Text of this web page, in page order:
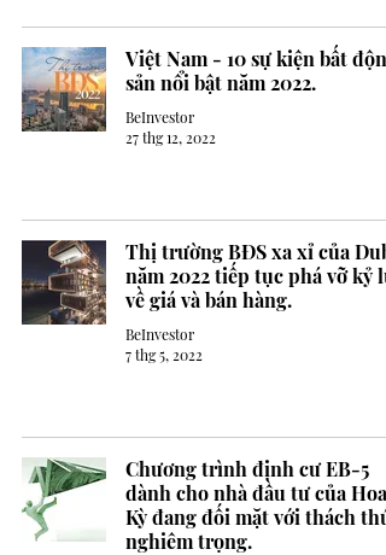
Việt Nam - 10 sự kiện bất động
sản nổi bật năm 2022.
BeInvestor
27 thg 12, 2022
Thị trường BĐS xa xỉ của
năm 2022 tiếp tục phá vỡ kỷ
về giá và bán hàng.
BeInvestor
7 thg 5, 2022
Chương trình định cư EB-5
dành cho nhà đầu tư của Hoa
Kỳ đang đối mặt với thách
nghiêm trọng.